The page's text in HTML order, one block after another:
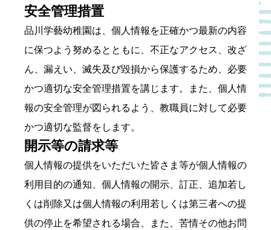
安全管理措置
品川学藝幼稚園は、個人情報を正確かつ最新の内容
に保つよう努めるとともに、不正なアクセス、改ざ
ん、漏えい、滅失及び毀損から保護するため、必要
かつ適切な安全管理措置を講じます。また、個人情
報の安全管理が図られるよう、教職員に対して必要
かつ適切な監督をします。
開示等の請求等
個人情報の提供をいただいた皆さま等が個人情報の
利用目的の通知、個人情報の開示、訂正、追加若し
くは削除又は個人情報の利用若しくは第三者への提
供の停止を希望される場合、また、苦情その他お問